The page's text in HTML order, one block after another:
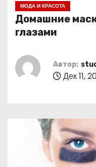
МОДА И КРАСОТА
Домашние
глазами
Автор:
Дек 11,